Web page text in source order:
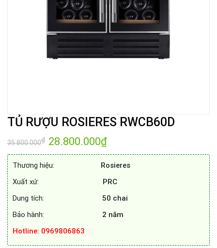
TỦ RƯỢU ROSIERES RWCB60D
35.800.000₫ Giá
gốc
là:
28.800.000₫Giá
tại
28.800.000₫.
Thương hiệu: Rosieres
Xuất xứ: PRC
Dung tích: 50 chai
Bảo hành: 2 năm
Hotline: 0969806863